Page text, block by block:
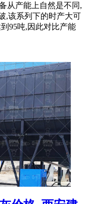
从产能上自然是不同,
,该系列下的时产大可
95吨,因此对比产能